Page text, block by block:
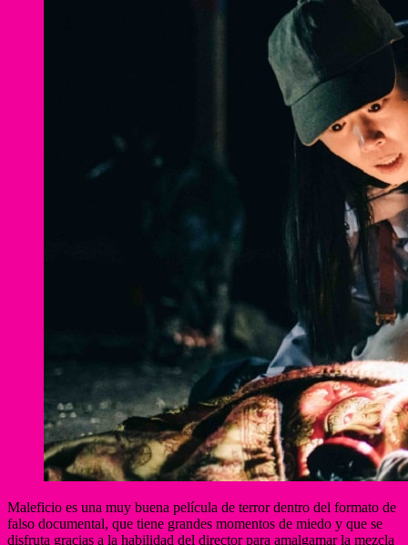
Maleficio es una muy buena película de terror dentro del formato de
falso documental, que tiene grandes momentos de miedo y que se
disfruta gracias a la habilidad del director para amalgamar la mezcla